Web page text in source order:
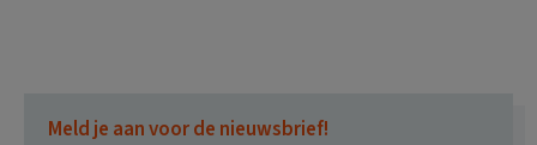
Meld je aan voor de nieuwsbrief!